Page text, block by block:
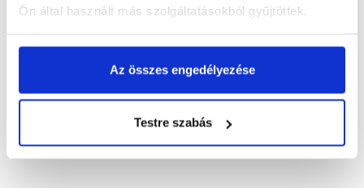
Ön által használt más szolgáltatásokból gyűjtöttek.
Az összes engedélyezése
Testre szabás
Kérdések és válaszok